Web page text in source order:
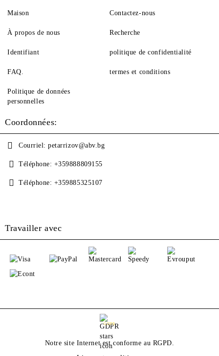
Maison
À propos de nous
Identifiant
FAQ.
Contactez-nous
Recherche
politique de confidentialité
termes et conditions
Politique de données
personnelles
Coordonnées:
Courriel: petarrizov@abv.bg
Téléphone: +359888809155
Téléphone: +359885325107
Travailler avec
GDPR
Notre site Internet est conforme au RGPD.